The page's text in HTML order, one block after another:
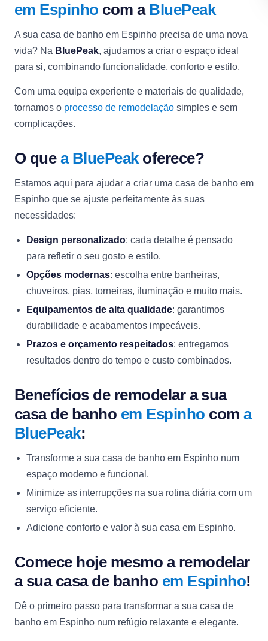
em Espinho com a BluePeak
A sua casa de banho em Espinho precisa de uma nova
vida? Na BluePeak, ajudamos a criar o espaço ideal
para si, combinando funcionalidade, conforto e estilo.
Com uma equipa experiente e materiais de qualidade,
tornamos o processo de remodelação simples e sem
complicações.
O que a BluePeakoferece?
Estamos aqui para ajudar a criar uma casa de banho em
Espinho que se ajuste perfeitamente às suas
necessidades:
Design personalizado: cada detalhe é pensado
para refletir o seu gosto e estilo.
Opções modernas: escolha entre banheiras,
chuveiros, pias, torneiras, iluminação e muito mais.
Equipamentos de alta qualidade: garantimos
durabilidade e acabamentos impecáveis.
Prazos e orçamento respeitados: entregamos
resultados dentro do tempo e custo combinados.
Benefícios de remodelar a sua
casa de banho em Espinho com a
BluePeak:
Transforme a sua casa de banho em Espinho num
espaço moderno e funcional.
Minimize as interrupções na sua rotina diária com um
serviço eficiente.
Adicione conforto e valor à sua casa em Espinho.
Comece hoje mesmo a remodelar
a sua casa de banho em Espinho!
Dê o primeiro passo para transformar a sua casa de
banho em Espinho num refúgio relaxante e elegante.